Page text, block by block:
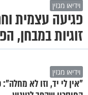
וידיאו מגזין
פגיעה עצמית
זוגיות במבחן,
וידיאו מגזין
"אין לי יד, וזו לא מחלה":